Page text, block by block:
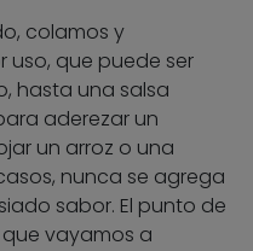
colamos y
uso, que puede ser
hasta una salsa
aderezar un
un arroz o una
nunca se agrega
sabor. El punto de
vayamos a